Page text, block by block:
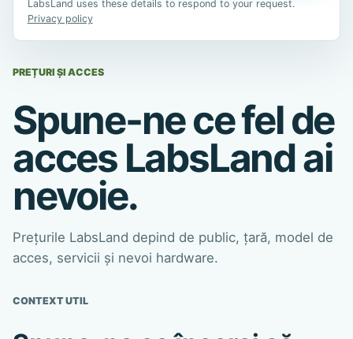
PREȚURI ȘI ACCES
Spune-ne ce fel de
acces LabsLand ai
nevoie.
Prețurile LabsLand depind de public, țară, model de
acces, servicii și nevoi hardware.
LabsLand uses these details to respond to your request.
Privacy policy
CONTEXT UTIL